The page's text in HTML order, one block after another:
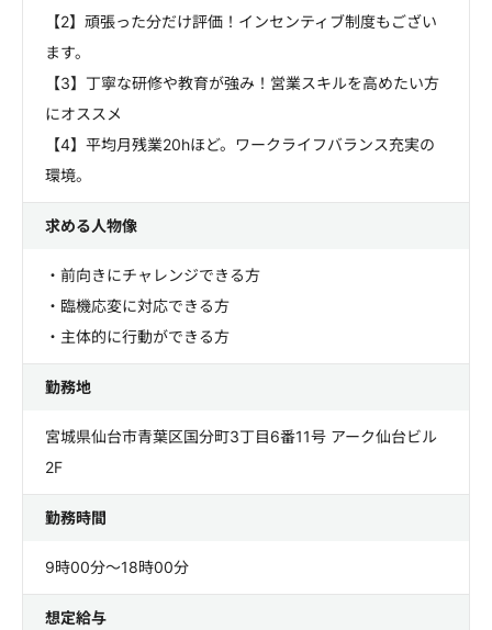
【2】頑張った分だけ評価！インセンティブ制度もござい
ます。
【3】丁寧な研修や教育が強み！営業スキルを高めたい方
にオススメ
【4】平均月残業20hほど。ワークライフバランス充実の
環境。
求める人物像
・前向きにチャレンジできる方
・臨機応変に対応できる方
・主体的に行動ができる方
勤務地
宮城県仙台市青葉区国分町3丁目6番11号 アーク仙台ビル
2F
勤務時間
9時00分～18時00分
想定給与